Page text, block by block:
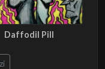
Daffodil Pill